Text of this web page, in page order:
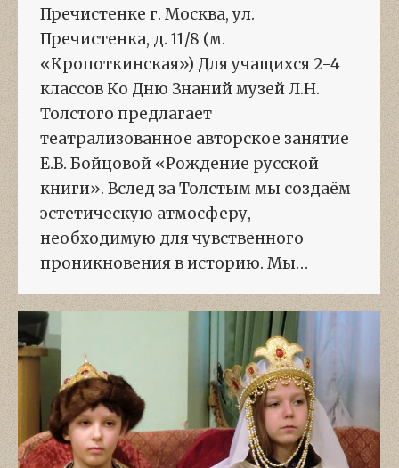
Пречистенке г. Москва, ул.
Пречистенка, д. 11/8 (м.
«Кропоткинская») Для учащихся 2-4
классов Ко Дню Знаний музей Л.Н.
Толстого предлагает
театрализованное авторское занятие
Е.В. Бойцовой «Рождение русской
книги». Вслед за Толстым мы создаём
эстетическую атмосферу,
необходимую для чувственного
проникновения в историю. Мы…